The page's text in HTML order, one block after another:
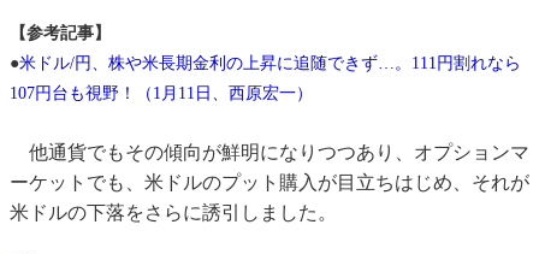
【参考記事】
●米ドル/円、株や米長期金利の上昇に追随できず…。111円割れなら
107円台も視野！（1月11日、西原宏一）
他通貨でもその傾向が鮮明になりつつあり、オプションマ
ーケットでも、米ドルのプット購入が目立ちはじめ、それが
米ドルの下落をさらに誘引しました。